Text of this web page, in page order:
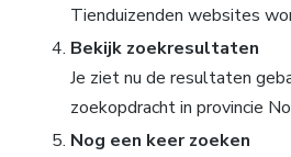
Tienduizenden websites
Bekijk zoekresultaten
Je ziet nu de resultaten
zoekopdracht in provincie
Nog een keer zoeken